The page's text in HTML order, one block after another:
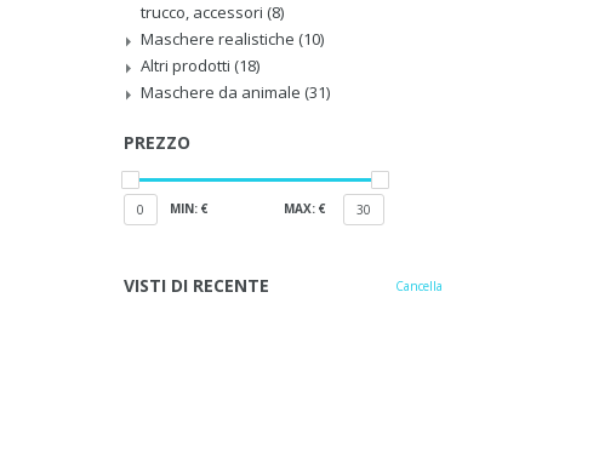
trucco, accessori (8)
Maschere realistiche (10)
Altri prodotti (18)
Maschere da animale (31)
PREZZO
0 MIN: € MAX: € 30
VISTI DI RECENTE Cancella